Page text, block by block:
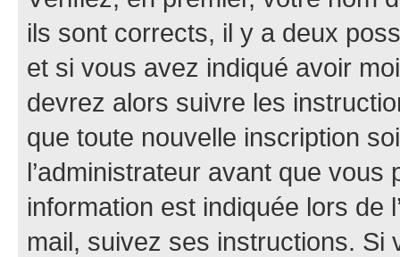
ils sont corrects, il y a deux
et si vous avez indiqué avoir
devrez alors suivre les
que toute nouvelle inscription
l’administrateur avant que
information est indiquée lors de
mail, suivez ses instructions. Si